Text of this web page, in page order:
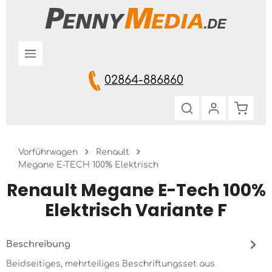
Zum Hauptinhalt springen
02864-886860
Vorführwagen
Renault
Megane E-TECH 100% Elektrisch
Renault Megane E-Tech 100%
Elektrisch Variante F
Beschreibung
Beidseitiges, mehrteiliges Beschriftungsset aus